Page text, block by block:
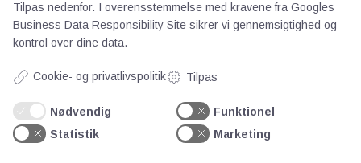
Persondata
Videncentre
Teknologisk Institut
Bitva
Tilpas nedenfor. I overensstemmelse med kravene fra Googles
Business Data Responsibility Site sikrer vi gennemsigtighed og
kontrol over dine data.
Cookie- og privatlivspolitik Tilpas
Nødvendig
Funktionel
Statistik
Marketing